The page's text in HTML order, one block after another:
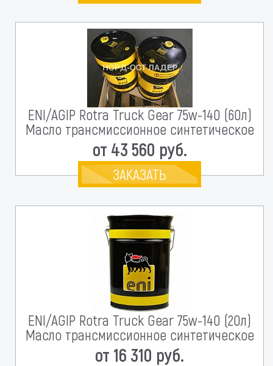
ENI/AGIP Rotra Truck Gear 75w-140 (60л)
Масло трансмиссионное синтетическое
от 43 560 руб.
ЗАКАЗАТЬ
ENI/AGIP Rotra Truck Gear 75w-140 (20л)
Масло трансмиссионное синтетическое
от 16 310 руб.